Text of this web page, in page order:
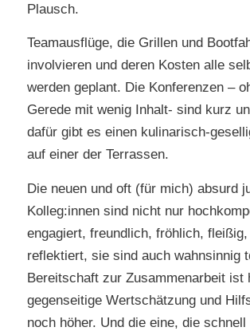
Plausch.
Teamausflüge, die Grillen und
involvieren und deren Kosten alle
werden geplant. Die Konferenzen –
Gerede mit wenig Inhalt- sind kurz
dafür gibt es einen kulinarisch-
auf einer der Terrassen.
Die neuen und oft (für mich) absurd
Kolleg:innen sind nicht nur
engagiert, freundlich, fröhlich,
reflektiert, sie sind auch wahnsinnig
Bereitschaft zur Zusammenarbeit ist
gegenseitige Wertschätzung und
noch höher. Und die eine, die